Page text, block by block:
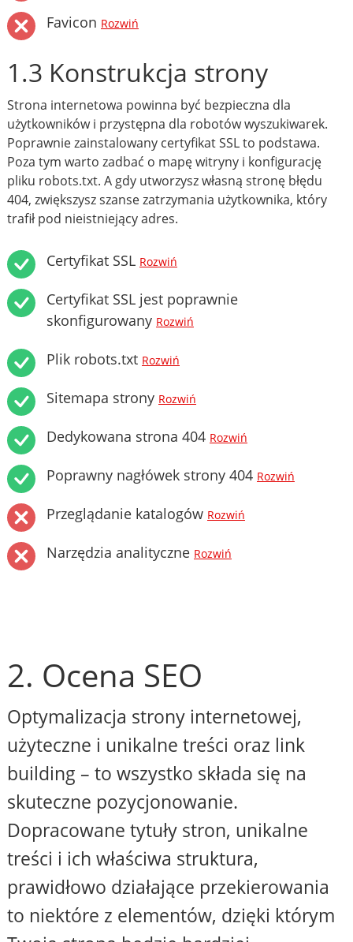
Favicon Rozwiń
1.3 Konstrukcja strony
Strona internetowa powinna być bezpieczna dla
użytkowników i przystępna dla robotów wyszukiwarek.
Poprawnie zainstalowany certyfikat SSL to podstawa.
Poza tym warto zadbać o mapę witryny i konfigurację
pliku robots.txt. A gdy utworzysz własną stronę błędu
404, zwiększysz szanse zatrzymania użytkownika, który
trafił pod nieistniejący adres.
Certyfikat SSL Rozwiń
Certyfikat SSL jest poprawnie
skonfigurowany Rozwiń
Plik robots.txt Rozwiń
Sitemapa strony Rozwiń
Dedykowana strona 404 Rozwiń
Poprawny nagłówek strony 404 Rozwiń
Przeglądanie katalogów Rozwiń
Narzędzia analityczne Rozwiń
2. Ocena SEO
Optymalizacja strony internetowej,
użyteczne i unikalne treści oraz link
building – to wszystko składa się na
skuteczne pozycjonowanie.
Dopracowane tytuły stron, unikalne
treści i ich właściwa struktura,
prawidłowo działające przekierowania
to niektóre z elementów, dzięki którym